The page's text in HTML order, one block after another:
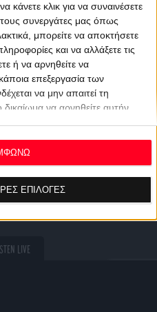
κλικ για να συναινέσετε
συνεργάτες μας όπως
μπορείτε να αποκτήσετε
και να αλλάξετε τις
ή να αρνηθείτε να
επεξεργασία των
να μην απαιτεί τη
να αρνηθείτε αυτήν
ανά πάσα στιγμή
και κάνοντας κλικ στο
της ιστοσελίδας.
ΕΠΙΛΟΓΕΣ
LIVE